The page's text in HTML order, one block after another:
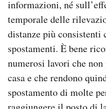
informazioni, né
temporale delle
distanze più consistenti
spostamenti. È bene
numerosi lavori che non
casa e che rendono
spostamento di molte